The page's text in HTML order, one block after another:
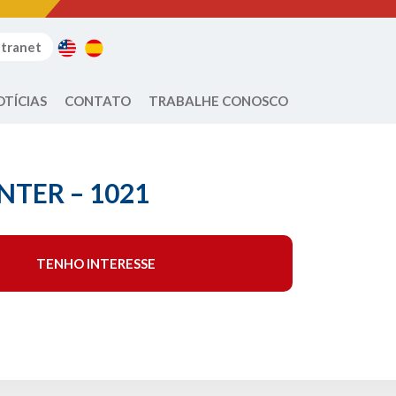
CONTATO TRABALHE CONOSCO
– 1021
TENHO INTERESSE